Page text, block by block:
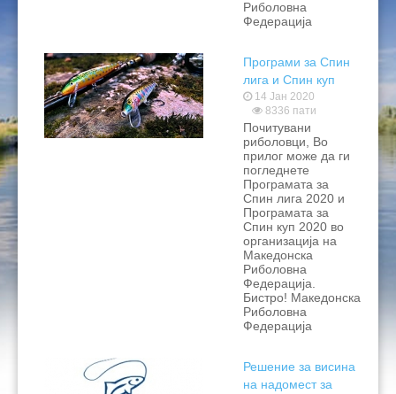
Риболовна
Федерација
Програми за Спин
лига и Спин куп
2020
14 Јан 2020
8336 пати
Почитувани
риболовци, Во
прилог може да ги
погледнете
Програмата за
Спин лига 2020 и
Програмата за
Спин куп 2020 во
организација на
Македонска
Риболовна
Федерација.
Бистро! Македонска
Риболовна
Федерација
Решение за висина
на надомест за